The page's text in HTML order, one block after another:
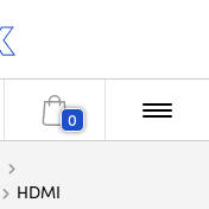
0
HDMI